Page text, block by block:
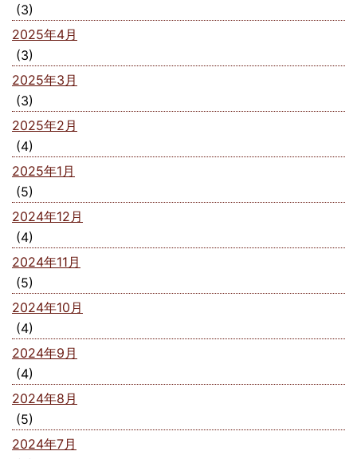
(3)
2025年4月
(3)
2025年3月
(3)
2025年2月
(4)
2025年1月
(5)
2024年12月
(4)
2024年11月
(5)
2024年10月
(4)
2024年9月
(4)
2024年8月
(5)
2024年7月